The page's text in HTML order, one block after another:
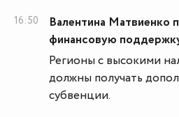
16:50
Валентина Матвиенко
финансовую
Регионы с высокими
должны получать
субвенции.